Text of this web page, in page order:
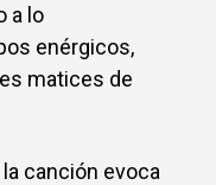
a lo
enérgicos,
matices de
canción evoca